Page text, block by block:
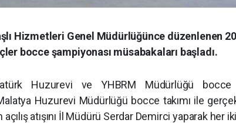
Hizmetleri Genel Müdürlüğünce düzenlenen
bocce şampiyonası müsabakaları başladı.
Huzurevi ve YHBRM Müdürlüğü bocce
Huzurevi Müdürlüğü bocce takımı ile
açılış atışını İl Müdürü Serdar Demirci yaparak her